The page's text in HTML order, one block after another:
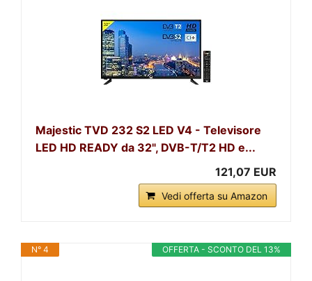
Majestic TVD 232 S2 LED V4 - Televisore
LED HD READY da 32", DVB-T/T2 HD e...
121,07 EUR
Vedi offerta su Amazon
OFFERTA - SCONTO DEL 13%
N° 4